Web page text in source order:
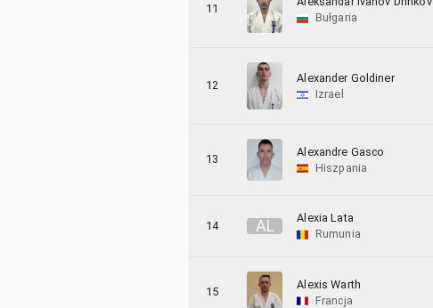
11
Bułgaria
12
Alexander Goldiner
Izrael
13
Alexandre Gasco
Hiszpania
14 AL
Alexia Lata
Rumunia
15
Alexis Warth
Francja